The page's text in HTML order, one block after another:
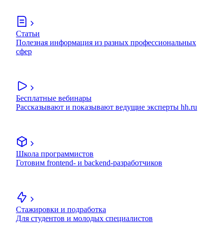
Статьи
Полезная информация из разных профессиональных
сфер
Бесплатные вебинары
Рассказывают и показывают ведущие эксперты hh.ru
Школа программистов
Готовим frontend- и backend-разработчиков
Стажировки и подработка
Для студентов и молодых специалистов